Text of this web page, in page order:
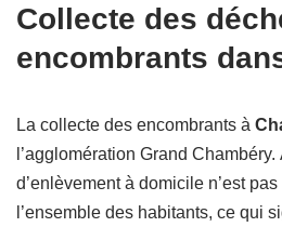
Collecte des
encombrants
La collecte des encombrants à
l’agglomération Grand
d’enlèvement à domicile n’est
l’ensemble des habitants, ce qui